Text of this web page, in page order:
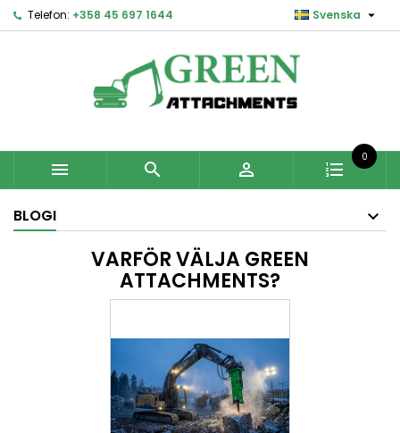
Telefon: +358 45 697 1644 Svenska 
  
0
BLOGI
VARFÖR VÄLJA GREEN
ATTACHMENTS?